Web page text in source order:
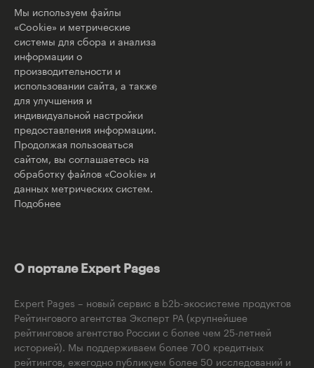
Мы используем файлы
«Cookie» и метрические
системы для сбора и анализа
информации о
производительности и
использовании сайта, а также
для улучшения и
индивидуальной настройки
предоставления информации.
Продолжая пользоваться
сайтом, вы соглашаетесь на
обработку файлов «Cookie» и
данных метрических систем.
Подобнее
О портале Expert Pages
Expert Pages – новый сервис в b2b-экосистеме продуктов
Рейтингового агентства Эксперт РА (крупнейшее
рейтинговое агентство России с более чем 25-летней
историей). Мы поддерживаем более 700 кредитных
рейтингов, ежегодно публикуем более 50 исследований и